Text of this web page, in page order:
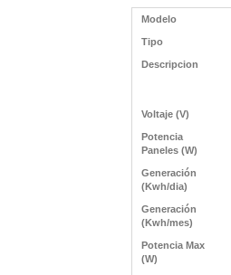
Modelo
Tipo
Descripcion
Voltaje (V)
Potencia
Paneles (W)
Generación
(Kwh/dia)
Generación
(Kwh/mes)
Potencia Max
(W)